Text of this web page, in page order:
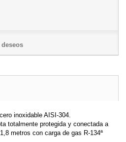
inoxidable AISI-304.
totalmente protegida y conectada a
metros con carga de gas R-134ª